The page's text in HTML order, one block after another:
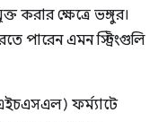
ক্ষেত্রে ভঙ্গুর।
পারেন এমন স্ট্রিংগুলি
ফর্ম্যাটে